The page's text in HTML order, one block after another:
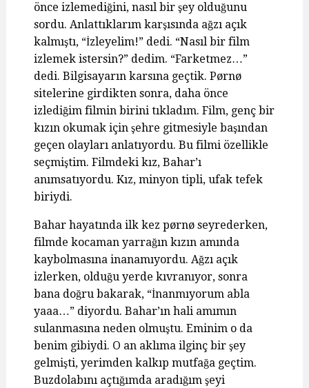
önce izlemediğini, nasıl bir şey olduğunu
sordu. Anlattıklarım karşısında ağzı açık
kalmıştı, “İzleyelim!” dedi. “Nasıl bir film
izlemek istersin?” dedim. “Farketmez…”
dedi. Bilgisayarın karsına geçtik. Pørnø
sitelerine girdikten sonra, daha önce
izlediğim filmin birini tıkladım. Film, genç bir
kızın okumak için şehre gitmesiyle başından
geçen olayları anlatıyordu. Bu filmi özellikle
seçmiştim. Filmdeki kız, Bahar’ı
anımsatıyordu. Kız, minyon tipli, ufak tefek
biriydi.
Bahar hayatında ilk kez pørnø seyrederken,
filmde kocaman yarrağın kızın amında
kaybolmasına inanamıyordu. Ağzı açık
izlerken, olduğu yerde kıvranıyor, sonra
bana doğru bakarak, “İnanmıyorum abla
yaaa…” diyordu. Bahar’ın hali amımın
sulanmasına neden olmuştu. Eminim o da
benim gibiydi. O an aklıma ilginç bir şey
gelmişti, yerimden kalkıp mutfağa geçtim.
Buzdolabını açtığımda aradığım şeyi